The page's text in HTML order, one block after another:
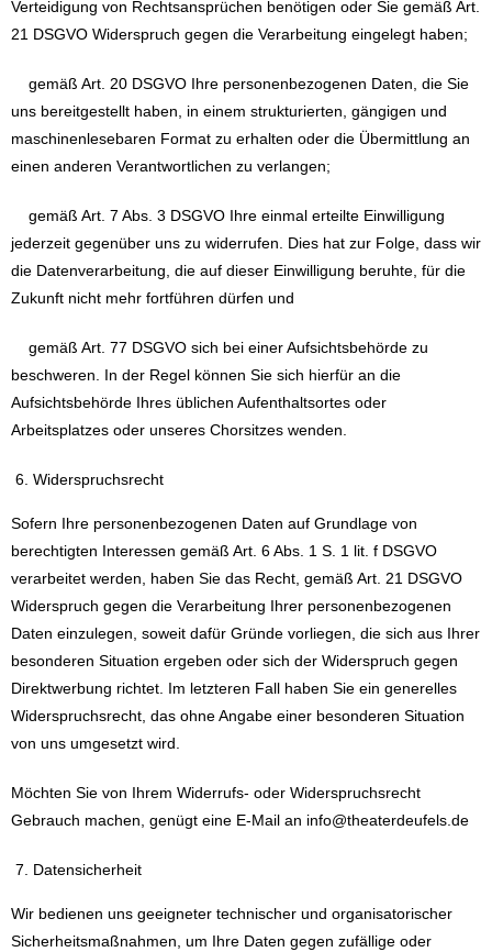
Verteidigung von Rechtsansprüchen benötigen oder Sie gemäß Art.
21 DSGVO Widerspruch gegen die Verarbeitung eingelegt haben;
gemäß Art. 20 DSGVO Ihre personenbezogenen Daten, die Sie
uns bereitgestellt haben, in einem strukturierten, gängigen und
maschinenlesebaren Format zu erhalten oder die Übermittlung an
einen anderen Verantwortlichen zu verlangen;
gemäß Art. 7 Abs. 3 DSGVO Ihre einmal erteilte Einwilligung
jederzeit gegenüber uns zu widerrufen. Dies hat zur Folge, dass wir
die Datenverarbeitung, die auf dieser Einwilligung beruhte, für die
Zukunft nicht mehr fortführen dürfen und
gemäß Art. 77 DSGVO sich bei einer Aufsichtsbehörde zu
beschweren. In der Regel können Sie sich hierfür an die
Aufsichtsbehörde Ihres üblichen Aufenthaltsortes oder
Arbeitsplatzes oder unseres Chorsitzes wenden.
Widerspruchsrecht
Sofern Ihre personenbezogenen Daten auf Grundlage von
berechtigten Interessen gemäß Art. 6 Abs. 1 S. 1 lit. f DSGVO
verarbeitet werden, haben Sie das Recht, gemäß Art. 21 DSGVO
Widerspruch gegen die Verarbeitung Ihrer personenbezogenen
Daten einzulegen, soweit dafür Gründe vorliegen, die sich aus Ihrer
besonderen Situation ergeben oder sich der Widerspruch gegen
Direktwerbung richtet. Im letzteren Fall haben Sie ein generelles
Widerspruchsrecht, das ohne Angabe einer besonderen Situation
von uns umgesetzt wird.
Möchten Sie von Ihrem Widerrufs- oder Widerspruchsrecht
Gebrauch machen, genügt eine E-Mail an info@theaterdeufels.de
Datensicherheit
Wir bedienen uns geeigneter technischer und organisatorischer
Sicherheitsmaßnahmen, um Ihre Daten gegen zufällige oder